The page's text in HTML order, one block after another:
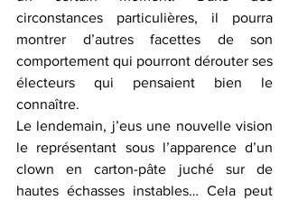
circonstances particulières, il pourra
montrer d’autres facettes de son
comportement qui pourront dérouter ses
électeurs qui pensaient bien le
connaître.
Le lendemain, j’eus une nouvelle vision
le représentant sous l’apparence d’un
clown en carton-pâte juché sur de
hautes échasses instables… Cela peut